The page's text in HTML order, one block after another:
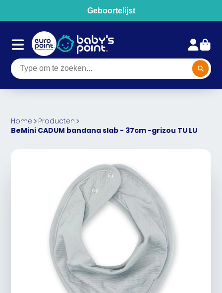
Geboortelijst
Home
Producten
BeMini CADUM bandana slab - 37cm -grizou TU LU